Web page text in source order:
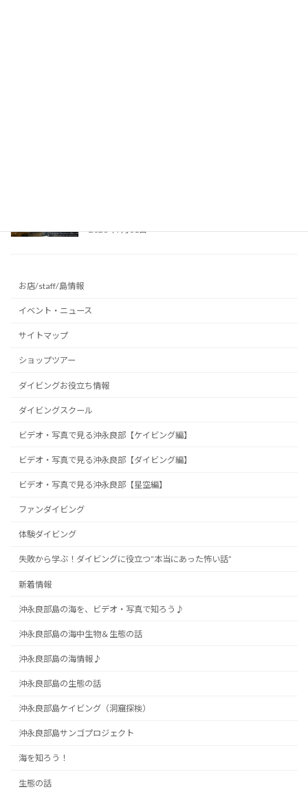
2026年7月31日
お店/staff/島情報
イベント・ニュース
サイトマップ
ショップツアー
ダイビングお役立ち情報
ダイビングスクール
ビデオ・写真で見る沖永良部【ケイビング編】
ビデオ・写真で見る沖永良部【ダイビング編】
ビデオ・写真で見る沖永良部【星空編】
ファンダイビング
体験ダイビング
失敗から学ぶ！ダイビングに役立つ“本当にあった怖い話”
新着情報
沖永良部島の海を、ビデオ・写真で知ろう♪
沖永良部島の海中生物＆生態の話
沖永良部島の海情報♪
沖永良部島の生態の話
沖永良部島ケイビング（洞窟探検）
沖永良部島サンゴプロジェクト
海を知ろう！
生態の話